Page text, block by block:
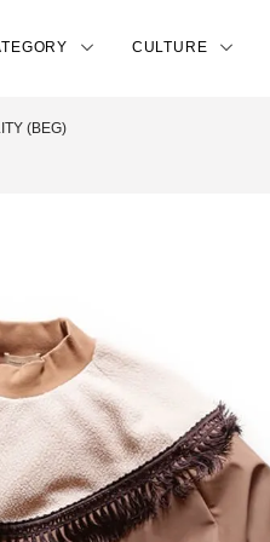
CULTURE
(BEG)